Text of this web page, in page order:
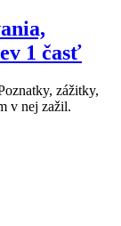
1 časť
zážitky,
v nej zažil.